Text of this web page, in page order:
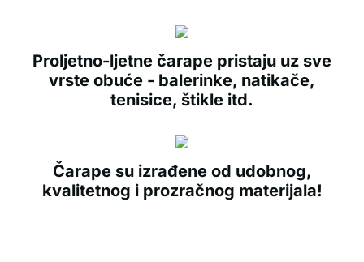
Proljetno-ljetne čarape pristaju uz sve
vrste obuće - balerinke, natikače,
tenisice, štikle itd.
Čarape su izrađene od udobnog,
kvalitetnog i prozračnog materijala!